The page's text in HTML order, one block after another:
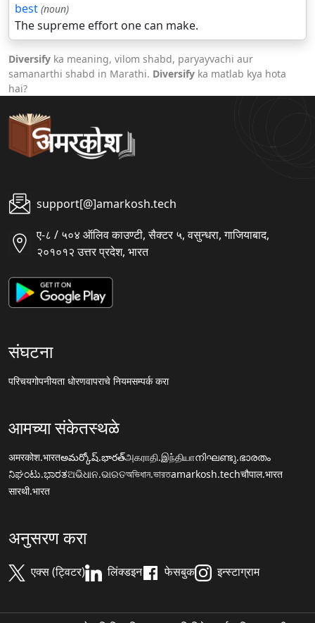
best (noun)
The supreme effort one can make.
Diversify ka meaning, vilom shabd, paryayvachi aur
samanarthi shabd in Marathi. Diversify ka matlab kya hota
hai?
support[@]amarkosh.tech
ए-८ / ५०४ ऑलिव काउण्टी, सैक्टर ५, वसुन्धरा, गाजियाबाद,
२०१०१२ उत्तर प्रदेश, भारत
संघटना
परिचयगोपनीयता धोरणवापराचे नियमसम्पर्क करा
आमच्या संकेतस्थळे
अमरकोश.भारतఅమర్కోష్.భారత్அகராதி.இந்தியாനിഘണ്ടു.ഭാരതം
ನಿಘಂಟು.ಭಾರತଅଭିଧାନ.ଭାରତঅভিধান.ভারতamarkosh.techचौपाल.भारत
सारथी.भारत
अनुसरण करा
एक्स (ट्विटर) लिंक्डइन फेसबुक इन्स्टाग्राम